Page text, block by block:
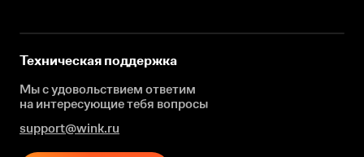
Техническая поддержка
Мы с удовольствием ответим
на интересующиетебя вопросы
support@wink.ru